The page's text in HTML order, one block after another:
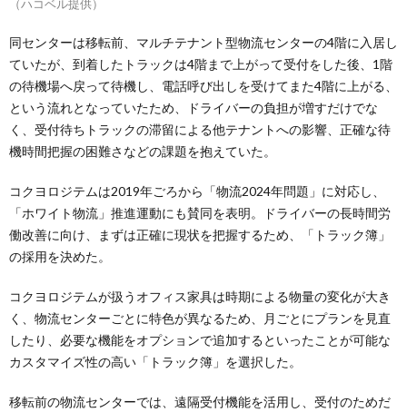
（ハコベル提供）
同センターは移転前、マルチテナント型物流センターの4階に入居し
ていたが、到着したトラックは4階まで上がって受付をした後、1階
の待機場へ戻って待機し、電話呼び出しを受けてまた4階に上がる、
という流れとなっていたため、ドライバーの負担が増すだけでな
く、受付待ちトラックの滞留による他テナントへの影響、正確な待
機時間把握の困難さなどの課題を抱えていた。
コクヨロジテムは2019年ごろから「物流2024年問題」に対応し、
「ホワイト物流」推進運動にも賛同を表明。ドライバーの長時間労
働改善に向け、まずは正確に現状を把握するため、「トラック簿」
の採用を決めた。
コクヨロジテムが扱うオフィス家具は時期による物量の変化が大き
く、物流センターごとに特色が異なるため、月ごとにプランを見直
したり、必要な機能をオプションで追加するといったことが可能な
カスタマイズ性の高い「トラック簿」を選択した。
移転前の物流センターでは、遠隔受付機能を活用し、受付のためだ